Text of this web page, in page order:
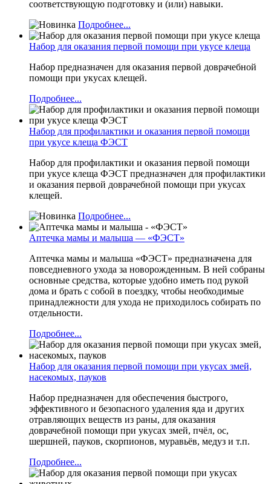
соответствующую подготовку и (или) навыки.
Подробнее...
Набор для оказания первой помощи при укусе клеща
Набор предназначен для оказания первой доврачебной
помощи при укусах клещей.
Подробнее...
Набор для профилактики и оказания первой помощи
при укусе клеща ФЭСТ
Набор для профилактики и оказания первой помощи
при укусе клеща ФЭСТ предназначен для профилактики
и оказания первой доврачебной помощи при укусах
клещей.
Подробнее...
Аптечка мамы и малыша — «ФЭСТ»
Аптечка мамы и малыша «ФЭСТ» предназначена для
повседневного ухода за новорожденным. В ней собраны
основные средства, которые удобно иметь под рукой
дома и брать с собой в поездку, чтобы необходимые
принадлежности для ухода не приходилось собирать по
отдельности.
Подробнее...
Набор для оказания первой помощи при укусах змей,
насекомых, пауков
Набор предназначен для обеспечения быстрого,
эффективного и безопасного удаления яда и других
отравляющих веществ из раны, для оказания
доврачебной помощи при укусах змей, пчёл, ос,
шершней, пауков, скорпионов, муравьёв, медуз и т.п.
Подробнее...